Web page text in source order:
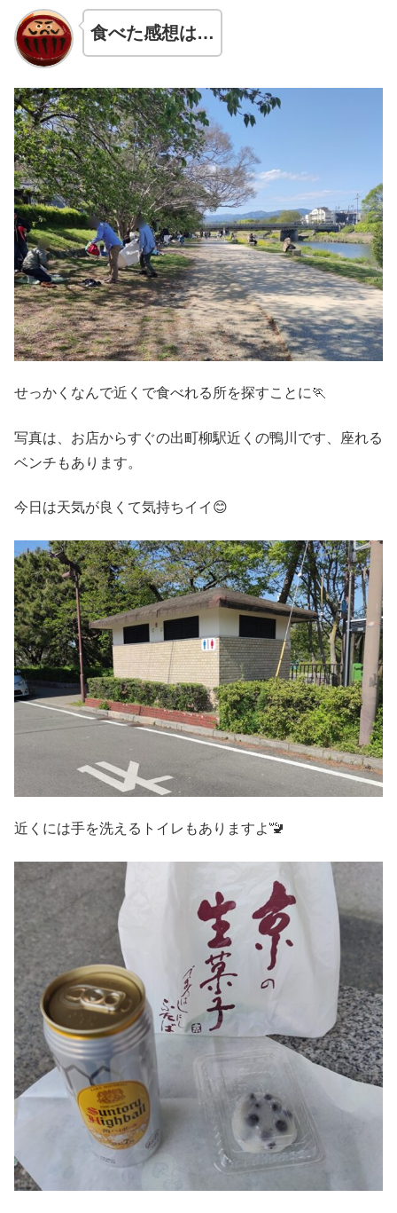
食べた感想は…
せっかくなんで近くで食べれる所を探すことに🏃
写真は、お店からすぐの出町柳駅近くの鴨川です、座れる
ベンチもあります。
今日は天気が良くて気持ちイイ😊
近くには手を洗えるトイレもありますよ🚾